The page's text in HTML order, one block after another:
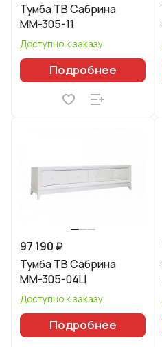
Тумба ТВ Сабрина
ММ-305-11
Доступно к заказу
Подробнее
97 190 ₽
Тумба ТВ Сабрина
ММ-305-04Ц
Доступно к заказу
Подробнее